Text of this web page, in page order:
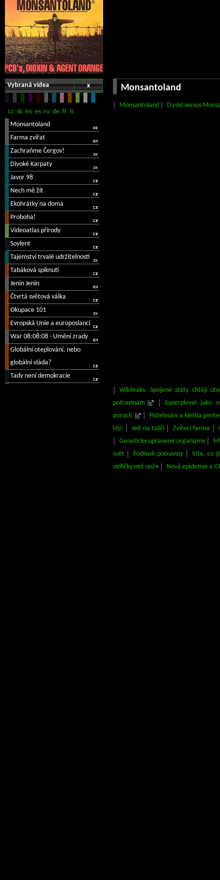
x
Vybraná videa Monsantoland
Monsantoland David versus
Wikileaks: Spojené státy chtějí
potravinám
Superplevel jako
poruch
Požehnání a kletba
Up!
Jed na talíři Zvířecí farma
Geneticky upravené organizmy
svět
Podivné potraviny
Víte, co
vidličky než nože
Nová epidemie a